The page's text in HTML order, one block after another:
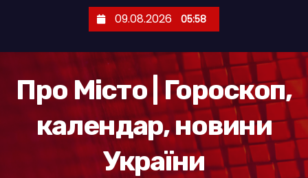
09.08.2026 05:58
Про Місто | Гороскоп,
календар, новини
України